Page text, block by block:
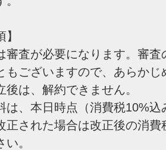
審査が必要になります。審
もございますので、あらか
後は、解約できません。
は、本日時点（消費税10%
正された場合は改正後の消費
。